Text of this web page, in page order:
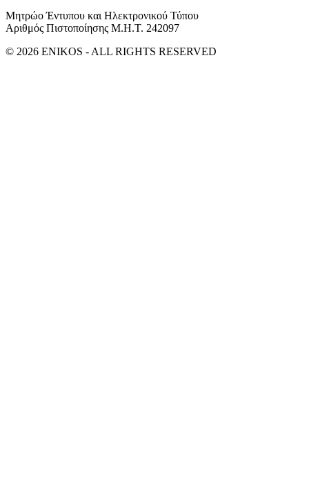
Μητρώο Έντυπου και Ηλεκτρονικού Τύπου
Αριθμός Πιστοποίησης Μ.Η.Τ. 242097
© 2026 ENIKOS - ALL RIGHTS RESERVED